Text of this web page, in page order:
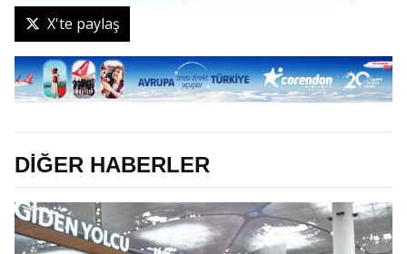
X'te paylaş
DİĞER HABERLER